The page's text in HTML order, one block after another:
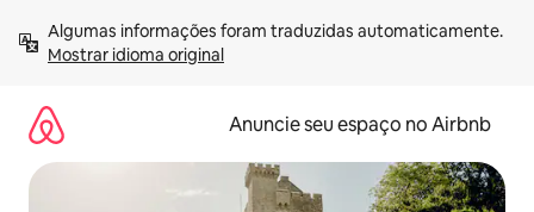
para
Mostrar idioma original
Anuncie seu espaço no Airbnb